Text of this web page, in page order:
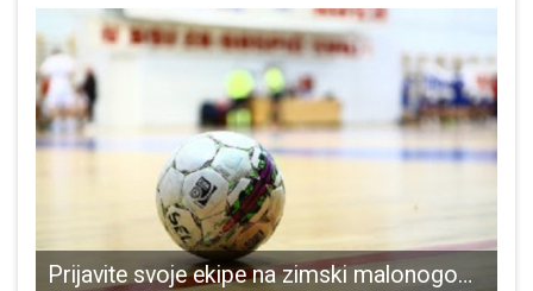
Prijavite svoje ekipe na zimski malonogometni turnir u Gospiću